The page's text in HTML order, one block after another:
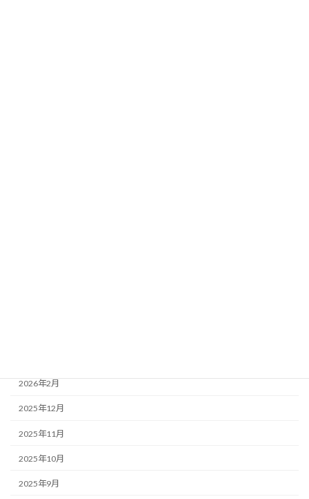
2026年2月
2025年12月
2025年11月
2025年10月
2025年9月